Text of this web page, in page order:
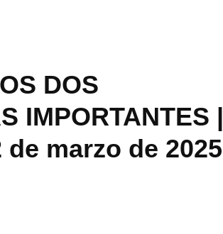
DOS
IMPORTANTES |
marzo de 2025